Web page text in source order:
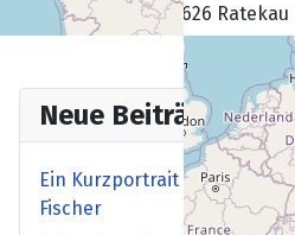
Neue Beiträge
Ein Kurzportrait der neuen
Fischer
23626 Ratekau